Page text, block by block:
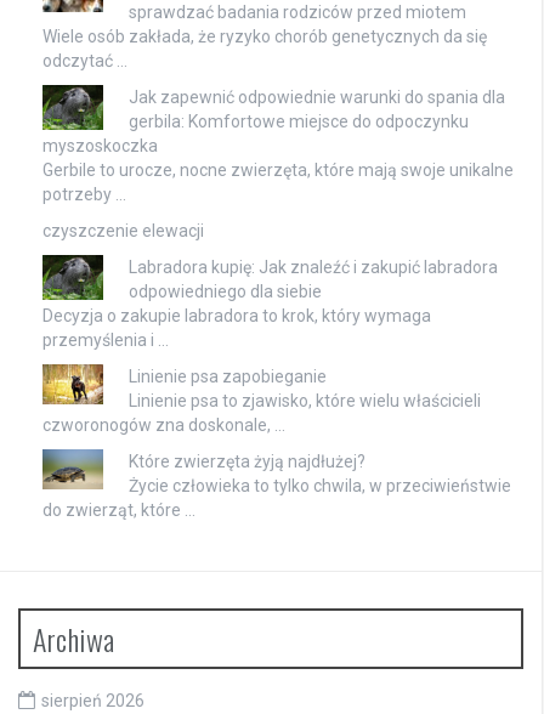
sprawdzać badania rodziców przed miotem
Wiele osób zakłada, że ryzyko chorób genetycznych da się
odczytać …
Jak zapewnić odpowiednie warunki do spania dla
gerbila: Komfortowe miejsce do odpoczynku
myszoskoczka
Gerbile to urocze, nocne zwierzęta, które mają swoje unikalne
potrzeby …
czyszczenie elewacji
Labradora kupię: Jak znaleźć i zakupić labradora
odpowiedniego dla siebie
Decyzja o zakupie labradora to krok, który wymaga
przemyślenia i …
Linienie psa zapobieganie
Linienie psa to zjawisko, które wielu właścicieli
czworonogów zna doskonale, …
Które zwierzęta żyją najdłużej?
Życie człowieka to tylko chwila, w przeciwieństwie
do zwierząt, które …
Archiwa
sierpień 2026